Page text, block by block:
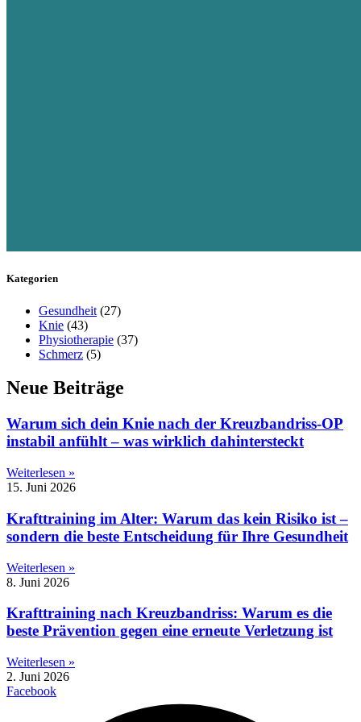
Kategorien
Gesundheit (27)
Knie (43)
Physiotherapie (37)
Schmerz (5)
Neue Beiträge
Warum sich dein Knie nach der Kreuzbandriss-OP
instabil anfühlt – was wirklich dahintersteckt
Weiterlesen »
15. Juni 2026
Krafttraining im Alter: Warum das kein Risiko ist –
sondern die beste Entscheidung für Ihre Gesundheit
Weiterlesen »
8. Juni 2026
Krafttraining nach Kreuzbandriss: Warum es die
beste Prävention gegen eine erneute Verletzung ist
Weiterlesen »
2. Juni 2026
Facebook